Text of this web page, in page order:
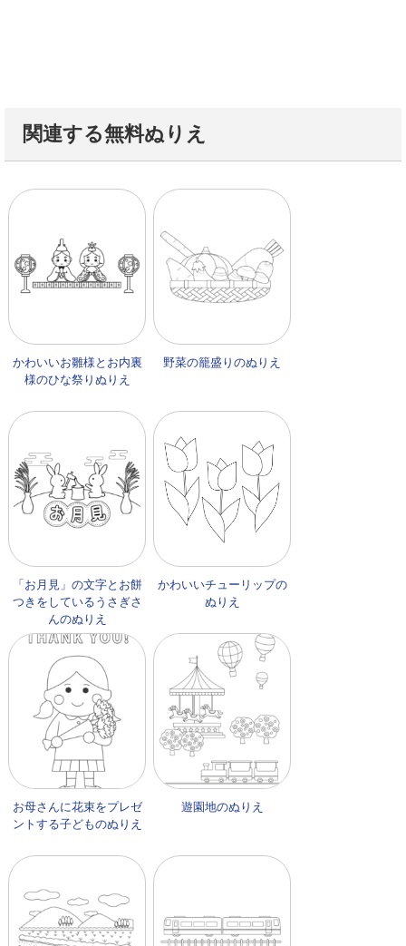
関連する無料ぬりえ
かわいいお雛様とお内裏
様のひな祭りぬりえ
野菜の籠盛りのぬりえ
「お月見」の文字とお餅
つきをしているうさぎさ
んのぬりえ
かわいいチューリップの
ぬりえ
お母さんに花束をプレゼ
ントする子どものぬりえ
遊園地のぬりえ